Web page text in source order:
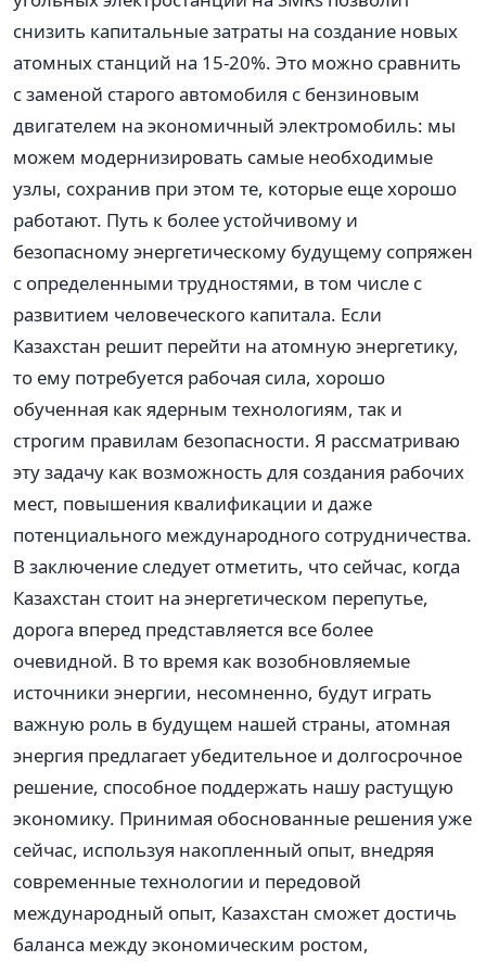
снизить капитальные затраты на создание новых
атомных станций на 15-20%. Это можно сравнить
с заменой старого автомобиля с бензиновым
двигателем на экономичный электромобиль: мы
можем модернизировать самые необходимые
узлы, сохранив при этом те, которые еще хорошо
работают. Путь к более устойчивому и
безопасному энергетическому будущему сопряжен
с определенными трудностями, в том числе с
развитием человеческого капитала. Если
Казахстан решит перейти на атомную энергетику,
то ему потребуется рабочая сила, хорошо
обученная как ядерным технологиям, так и
строгим правилам безопасности. Я рассматриваю
эту задачу как возможность для создания рабочих
мест, повышения квалификации и даже
потенциального международного сотрудничества.
В заключение следует отметить, что сейчас, когда
Казахстан стоит на энергетическом перепутье,
дорога вперед представляется все более
очевидной. В то время как возобновляемые
источники энергии, несомненно, будут играть
важную роль в будущем нашей страны, атомная
энергия предлагает убедительное и долгосрочное
решение, способное поддержать нашу растущую
экономику. Принимая обоснованные решения уже
сейчас, используя накопленный опыт, внедряя
современные технологии и передовой
международный опыт, Казахстан сможет достичь
баланса между экономическим ростом,